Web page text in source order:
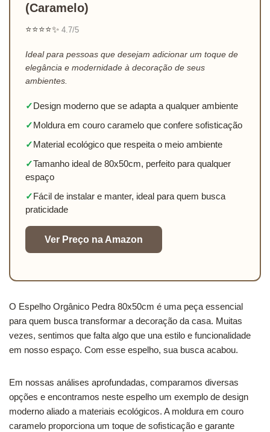
(Caramelo)
⭐⭐⭐⭐✨ 4.7/5
Ideal para pessoas que desejam adicionar um toque de
elegância e modernidade à decoração de seus
ambientes.
✓Design moderno que se adapta a qualquer ambiente
✓Moldura em couro caramelo que confere sofisticação
✓Material ecológico que respeita o meio ambiente
✓Tamanho ideal de 80x50cm, perfeito para qualquer
espaço
✓Fácil de instalar e manter, ideal para quem busca
praticidade
Ver Preço na Amazon
O Espelho Orgânico Pedra 80x50cm é uma peça essencial
para quem busca transformar a decoração da casa. Muitas
vezes, sentimos que falta algo que una estilo e funcionalidade
em nosso espaço. Com esse espelho, sua busca acabou.
Em nossas análises aprofundadas, comparamos diversas
opções e encontramos neste espelho um exemplo de design
moderno aliado a materiais ecológicos. A moldura em couro
caramelo proporciona um toque de sofisticação e garante